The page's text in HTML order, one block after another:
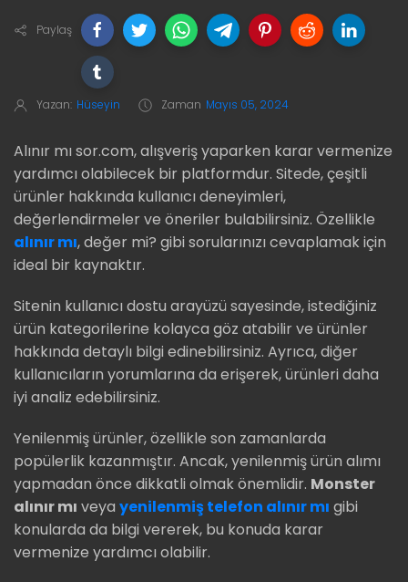
Paylaş
Yazan: Hüseyin Zaman Mayıs 05, 2024
Alınır mı sor.com, alışveriş yaparken karar vermenize
yardımcı olabilecek bir platformdur. Sitede, çeşitli
ürünler hakkında kullanıcı deneyimleri,
değerlendirmeler ve öneriler bulabilirsiniz. Özellikle
alınır mı, değer mi? gibi sorularınızı cevaplamak için
ideal bir kaynaktır.
Sitenin kullanıcı dostu arayüzü sayesinde, istediğiniz
ürün kategorilerine kolayca göz atabilir ve ürünler
hakkında detaylı bilgi edinebilirsiniz. Ayrıca, diğer
kullanıcıların yorumlarına da erişerek, ürünleri daha
iyi analiz edebilirsiniz.
Yenilenmiş ürünler, özellikle son zamanlarda
popülerlik kazanmıştır. Ancak, yenilenmiş ürün alımı
yapmadan önce dikkatli olmak önemlidir. Monster
alınır mı veya yenilenmiş telefon alınır mı gibi
konularda da bilgi vererek, bu konuda karar
vermenize yardımcı olabilir.